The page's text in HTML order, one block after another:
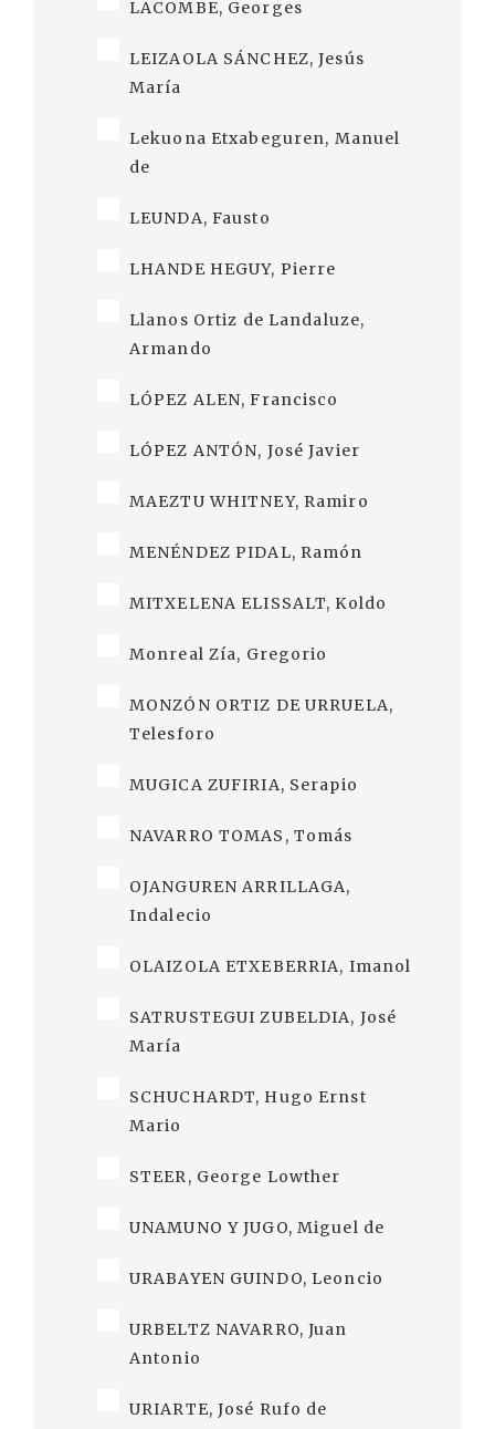
LACOMBE, Georges
LEIZAOLA SÁNCHEZ, Jesús
María
Lekuona Etxabeguren, Manuel
de
LEUNDA, Fausto
LHANDE HEGUY, Pierre
Llanos Ortiz de Landaluze,
Armando
LÓPEZ ALEN, Francisco
LÓPEZ ANTÓN, José Javier
MAEZTU WHITNEY, Ramiro
MENÉNDEZ PIDAL, Ramón
MITXELENA ELISSALT, Koldo
Monreal Zía, Gregorio
MONZÓN ORTIZ DE URRUELA,
Telesforo
MUGICA ZUFIRIA, Serapio
NAVARRO TOMAS, Tomás
OJANGUREN ARRILLAGA,
Indalecio
OLAIZOLA ETXEBERRIA, Imanol
SATRUSTEGUI ZUBELDIA, José
María
SCHUCHARDT, Hugo Ernst
Mario
STEER, George Lowther
UNAMUNO Y JUGO, Miguel de
URABAYEN GUINDO, Leoncio
URBELTZ NAVARRO, Juan
Antonio
URIARTE, José Rufo de